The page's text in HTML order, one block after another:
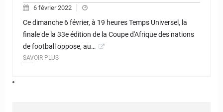
6 février 2022
Ce dimanche 6 février, à 19 heures Temps Universel, la
finale de la 33e édition de la Coupe d'Afrique des nations
de football oppose, au…
SAVOIR PLUS